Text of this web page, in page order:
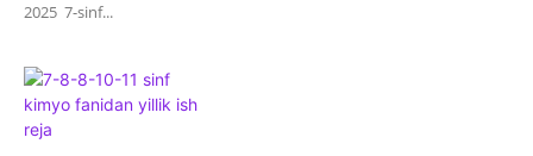
2025 7-sinf...